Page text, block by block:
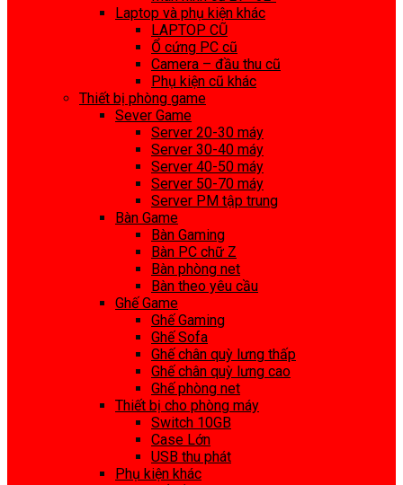
Laptop và phụ kiện khác
LAPTOP CŨ
Ổ cứng PC cũ
Camera – đầu thu cũ
Phụ kiện cũ khác
Thiết bị phòng game
Sever Game
Server 20-30 máy
Server 30-40 máy
Server 40-50 máy
Server 50-70 máy
Server PM tập trung
Bàn Game
Bàn Gaming
Bàn PC chữ Z
Bàn phòng net
Bàn theo yêu cầu
Ghế Game
Ghế Gaming
Ghế Sofa
Ghế chân quỳ lưng thấp
Ghế chân quỳ lưng cao
Ghế phòng net
Thiết bị cho phòng máy
Switch 10GB
Case Lớn
USB thu phát
Phụ kiện khác